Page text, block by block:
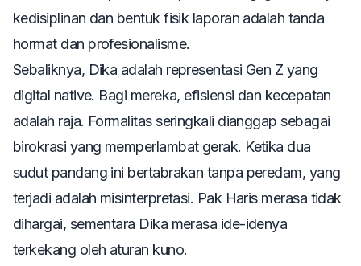
kedisiplinan dan bentuk fisik laporan adalah tanda
hormat dan profesionalisme.
Sebaliknya, Dika adalah representasi Gen Z yang
digital native. Bagi mereka, efisiensi dan kecepatan
adalah raja. Formalitas seringkali dianggap sebagai
birokrasi yang memperlambat gerak. Ketika dua
sudut pandang ini bertabrakan tanpa peredam, yang
terjadi adalah misinterpretasi. Pak Haris merasa tidak
dihargai, sementara Dika merasa ide-idenya
terkekang oleh aturan kuno.